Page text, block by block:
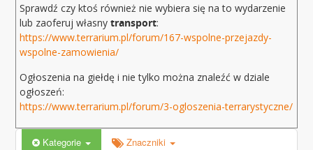
Sprawdź czy ktoś również nie wybiera się na to wydarzenie
lub zaoferuj własny transport:
https://www.terrarium.pl/forum/167-wspolne-przejazdy-
wspolne-zamowienia/
Ogłoszenia na giełdę i nie tylko można znaleźć w dziale
ogłoszeń:
https://www.terrarium.pl/forum/3-ogloszenia-terrarystyczne/
Kategorie Znaczniki